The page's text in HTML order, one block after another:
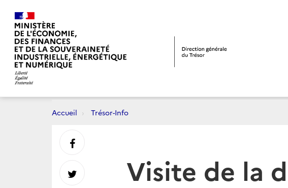
Accueil Trésor-Info
Visite de la
Partager
sur
Partager